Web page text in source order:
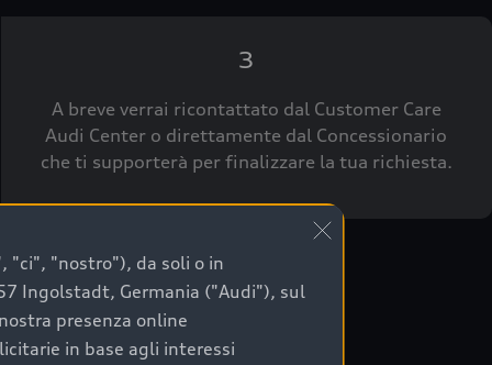
3
A breve verrai ricontattato dal Customer Care
Audi Center o direttamente dal Concessionario
che ti supporterà per finalizzare la tua richiesta.
"ci", "nostro"), da soli o in
Ingolstadt, Germania ("Audi"), sul
presenza online
in base agli interessi